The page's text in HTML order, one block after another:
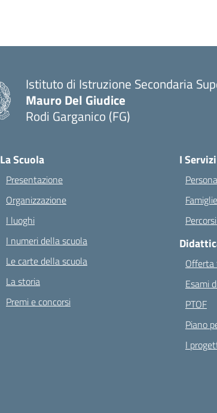
Istituto di Istruzione Secondaria
Mauro Del Giudice
Rodi Garganico (FG)
La Scuola
Presentazione
Organizzazione
I luoghi
I numeri della scuola
Le carte della scuola
La storia
Premi e concorsi
I Servizi
Esami
PTOF
Piano
I